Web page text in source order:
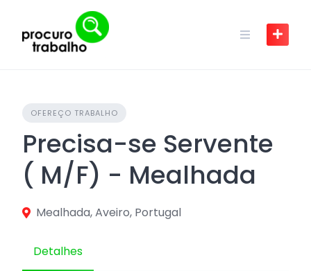
content
OFEREÇO TRABALHO
Precisa-se Servente
( M/F) - Mealhada
Mealhada, Aveiro, Portugal
Detalhes